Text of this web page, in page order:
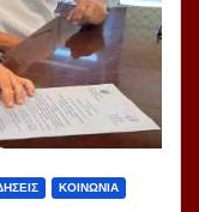
ΚΟΙΝΩΝΙΑ